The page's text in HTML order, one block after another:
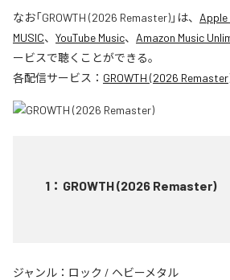
なお「GROWTH (2026 Remaster)」は、 Apple
MUSIC、 YouTube Music、 Amazon Music
ービスで聴くことができる。
各配信サービス： GROWTH (2026
1 ： GROWTH (2026 Remaster)
ジャンル： ロック / ヘビーメタル